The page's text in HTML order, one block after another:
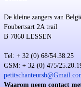
De kleine zangers van
Foubertsart 2A trail
B-7860 LESSEN
Tel: + 32 (0) 68/54.38.25
GSM: + 32 (0) 475/
Waarom neem contact